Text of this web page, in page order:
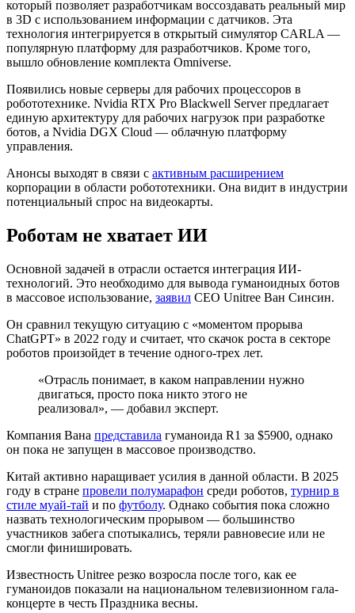
который позволяет разработчикам воссоздавать реальный мир
в 3D с использованием информации с датчиков. Эта
технология интегрируется в открытый симулятор CARLA —
популярную платформу для разработчиков. Кроме того,
вышло обновление комплекта Omniverse.
Появились новые серверы для рабочих процессоров в
робототехнике. Nvidia RTX Pro Blackwell Server предлагает
единую архитектуру для рабочих нагрузок при разработке
ботов, а Nvidia DGX Cloud — облачную платформу
управления.
Анонсы выходят в связи с активным расширением
корпорации в области робототехники. Она видит в индустрии
потенциальный спрос на видеокарты.
Роботам не хватает ИИ
Основной задачей в отрасли остается интеграция ИИ-
технологий. Это необходимо для вывода гуманоидных ботов
в массовое использование, заявил CEO Unitree Ван Синсин.
Он сравнил текущую ситуацию с «моментом прорыва
ChatGPT» в 2022 году и считает, что скачок роста в секторе
роботов произойдет в течение одного-трех лет.
«Отрасль понимает, в каком направлении нужно
двигаться, просто пока никто этого не
реализовал», — добавил эксперт.
Компания Вана представила гуманоида R1 за $5900, однако
он пока не запущен в массовое производство.
Китай активно наращивает усилия в данной области. В 2025
году в стране провели полумарафон среди роботов, турнир в
стиле муай-тай и по футболу. Однако события пока сложно
назвать технологическим прорывом — большинство
участников забега спотыкались, теряли равновесие или не
смогли финишировать.
Известность Unitree резко возросла после того, как ее
гуманоидов показали на национальном телевизионном гала-
концерте в честь Праздника весны.